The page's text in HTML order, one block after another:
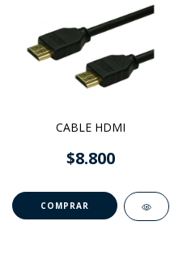
CABLE HDMI
$8.800
COMPRAR